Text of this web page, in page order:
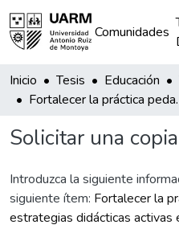
Comunidades
Inicio Tesis Educación
Fortalecer la
Solicitar una
Introduzca la siguiente
siguiente ítem: Fortalecer la
estrategias didácticas activas